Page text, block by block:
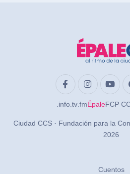
.info .tv .fmÉpaleFCP
Ciudad CCS · Fundación para la
2026
Cuentos